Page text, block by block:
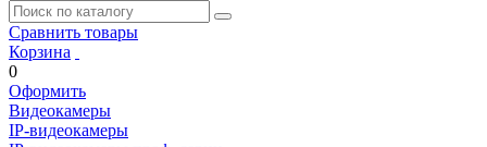
Сравнить товары
Корзина
0
Оформить
Видеокамеры
IP-видеокамеры